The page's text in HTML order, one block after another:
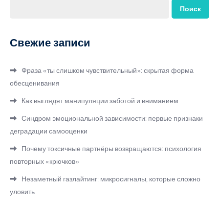
Поиск
Свежие записи
Фраза «ты слишком чувствительный»: скрытая форма
обесценивания
Как выглядят манипуляции заботой и вниманием
Синдром эмоциональной зависимости: первые признаки
деградации самооценки
Почему токсичные партнёры возвращаются: психология
повторных «крючков»
Незаметный газлайтинг: микросигналы, которые сложно
уловить